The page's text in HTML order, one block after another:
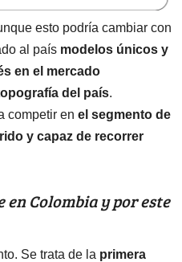
esto podría cambiar con
al país modelos únicos y
en el mercado
del país.
competir en el segmento de
y capaz de recorrer
Colombia y por este
Se trata de la primera